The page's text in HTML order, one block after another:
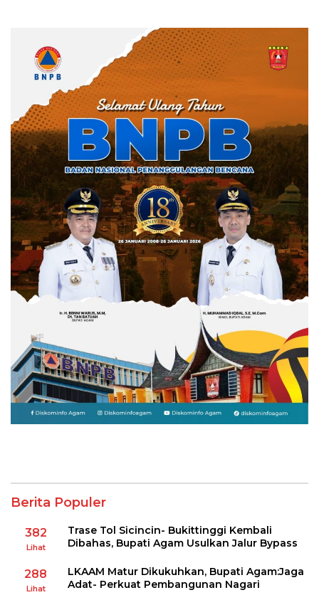
Berita Populer
382
Lihat
Trase Tol Sicincin- Bukittinggi Kembali
Dibahas, Bupati Agam Usulkan Jalur Bypass
288
Lihat
LKAAM Matur Dikukuhkan, Bupati Agam:Jaga
Adat- Perkuat Pembangunan Nagari